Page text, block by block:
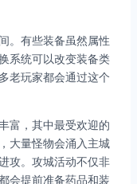
。有些装备虽然属性
系统可以改变装备类
老玩家都会通过这个
富，其中最受欢迎的
大量怪物会涌入主城
攻。攻城活动不仅非
会提前准备药品和装